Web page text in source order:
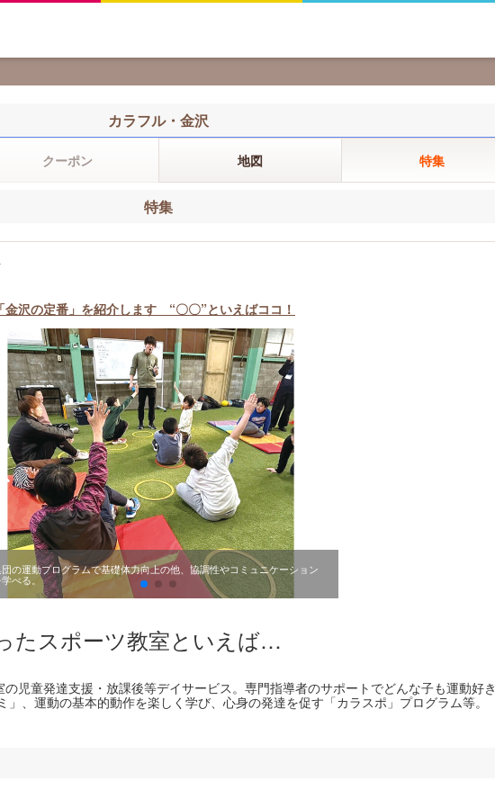
カラフル・金沢
クーポン 地図 特集
特集
沢の定番」を紹介します “〇〇”といえばココ！
の運動プログラムで基礎体力向上の他、協調性やコミュニケーション
学べる。
たスポーツ教室といえば…
児童発達支援・放課後等デイサービス。専門指導者のサポートでどんな子も運動好き
、運動の基本的動作を楽しく学び、心身の発達を促す「カラスポ」プログラム等。